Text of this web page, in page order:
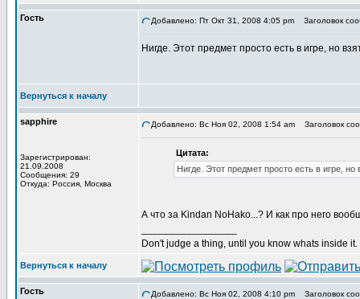
Гость Добавлено: Пт Окт 31, 2008 4:05 pm Заголовок
Нигде. Этот предмет просто есть в игре, но
Вернуться к началу
sapphire
Зарегистрирован:
21.09.2008
Сообщения: 29
Откуда: Россия, Москва
Добавлено: Вс Ноя 02, 2008 1:54 am Заголовок
Цитата:
Нигде. Этот предмет просто есть в игре,
А что за Kindan NoHako...? И как про него
Don't judge a thing, until you know whats inside it.
Вернуться к началу
Гость Добавлено: Вс Ноя 02, 2008 4:10 pm Заголовок